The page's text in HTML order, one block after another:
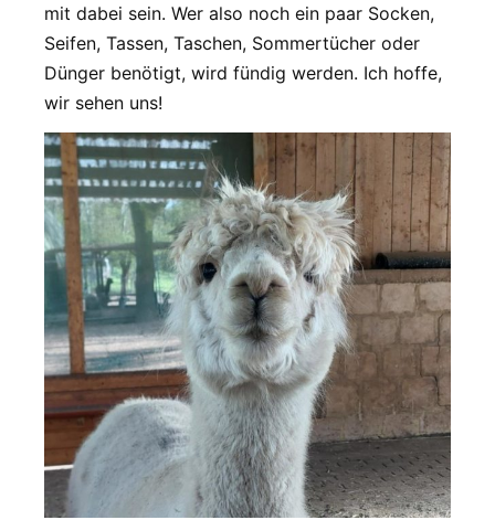
mit dabei sein. Wer also noch ein paar Socken,
Seifen, Tassen, Taschen, Sommertücher oder
Dünger benötigt, wird fündig werden. Ich hoffe,
wir sehen uns!